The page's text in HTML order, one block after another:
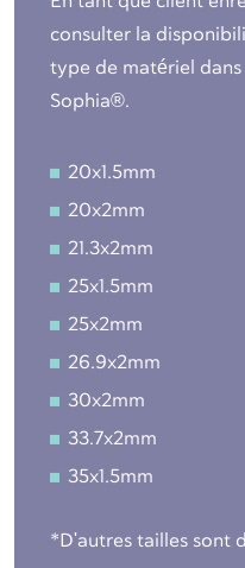
consulter la
type de matériel
Sophia®.
20x1.5mm
20x2mm
21.3x2mm
25x1.5mm
25x2mm
26.9x2mm
30x2mm
33.7x2mm
35x1.5mm
*D'autres tailles sont